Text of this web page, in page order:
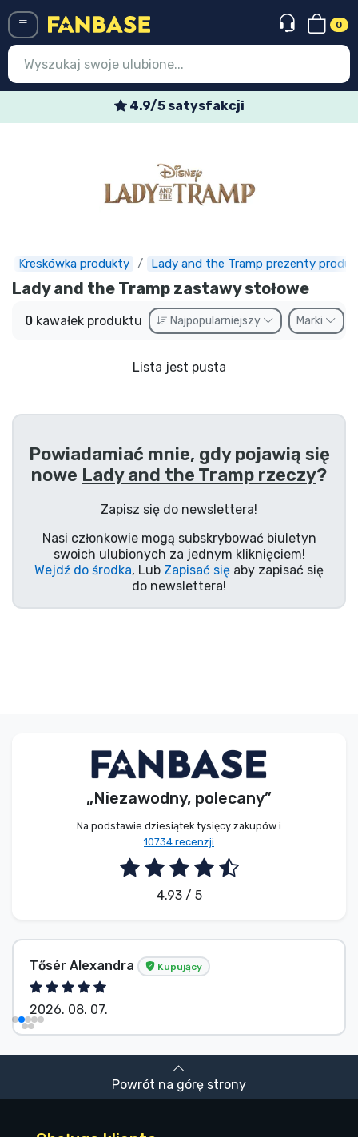
0
4.9/5 satysfakcji
Kreskówka produkty Lady and the Tramp prezenty
Lady and the Tramp zastawy stołowe
0 kawałek produktu Najpopularniejszy Marki
Lista jest pusta
Powiadamiać mnie, gdy pojawią się
nowe Lady and the Tramp rzeczy?
Zapisz się do newslettera!
Nasi członkowie mogą subskrybować biuletyn
swoich ulubionych za jednym kliknięciem!
Wejdź do środka, Lub Zapisać się aby zapisać się
do newslettera!
„Niezawodny, polecany”
Na podstawie dziesiątek tysięcy zakupów i
10734 recenzji
4.93 / 5
Tősér Alexandra Kupujący
2026. 08. 07.
Powrót na górę strony
Najnowsze rzeczy
Doręczenie ekspresowe
Przedsprzedaż
Outlet produkty
Wysyłka i płatność
Rzeczy seryjne
Rzeczy filmowe
Wspaniałe rzeczy
Rzeczy z anime
Rzeczy dla graczy